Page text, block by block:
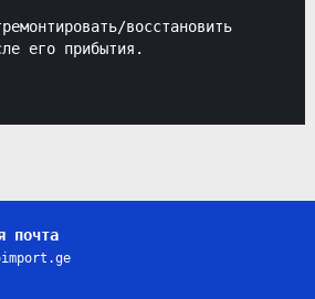
восстановить
его прибытия.
почта